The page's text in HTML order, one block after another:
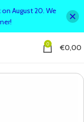
0 €0,00
on August 20. We